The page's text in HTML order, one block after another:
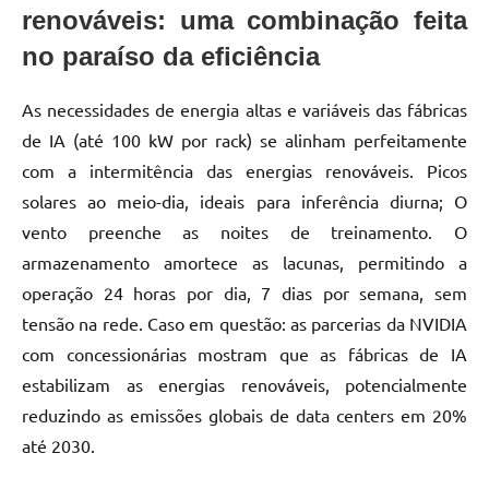
renováveis: uma combinação feita
no paraíso da eficiência
As necessidades de energia altas e variáveis das fábricas
de IA (até 100 kW por rack) se alinham perfeitamente
com a intermitência das energias renováveis. Picos
solares ao meio-dia, ideais para inferência diurna; O
vento preenche as noites de treinamento. O
armazenamento amortece as lacunas, permitindo a
operação 24 horas por dia, 7 dias por semana, sem
tensão na rede. Caso em questão: as parcerias da NVIDIA
com concessionárias mostram que as fábricas de IA
estabilizam as energias renováveis, potencialmente
reduzindo as emissões globais de data centers em 20%
até 2030.